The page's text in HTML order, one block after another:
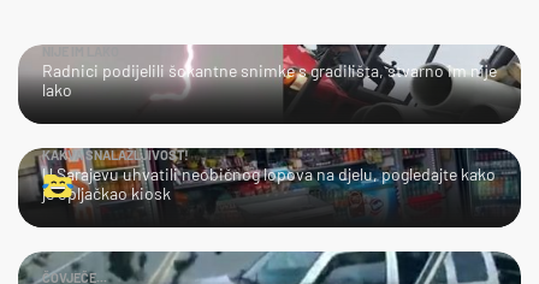
Radnici podijelili šokantne snimke s gradilišta, stvarno im nije
lako
KAKVA SNALAŽLJIVOST!
U Sarajevu uhvatili neobičnog lopova na djelu, pogledajte kako
je opljačkao kiosk
ČOVJEČE...